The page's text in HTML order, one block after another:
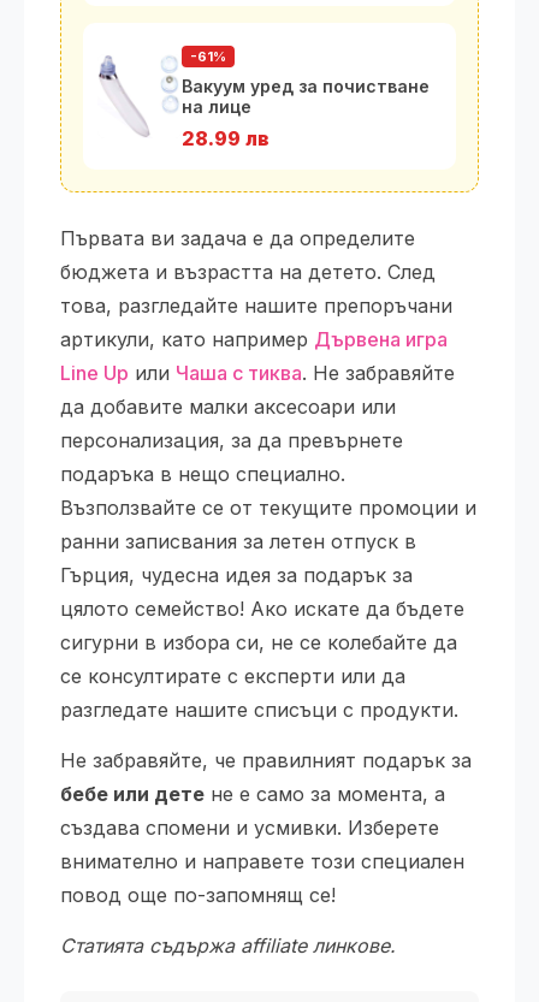
-61%
Вакуум уред за почистване
на лице
28.99 лв
Първата ви задача е да определите
бюджета и възрастта на детето. След
това, разгледайте нашите препоръчани
артикули, като например Дървена игра
Line Up или Чаша с тиква. Не забравяйте
да добавите малки аксесоари или
персонализация, за да превърнете
подаръка в нещо специално.
Възползвайте се от текущите промоции и
ранни записвания за летен отпуск в
Гърция, чудесна идея за подарък за
цялото семейство! Ако искате да бъдете
сигурни в избора си, не се колебайте да
се консултирате с експерти или да
разгледате нашите списъци с продукти.
Не забравяйте, че правилният подарък за
бебе или дете не е само за момента, а
създава спомени и усмивки. Изберете
внимателно и направете този специален
повод още по-запомнящ се!
Статията съдържа affiliate линкове.